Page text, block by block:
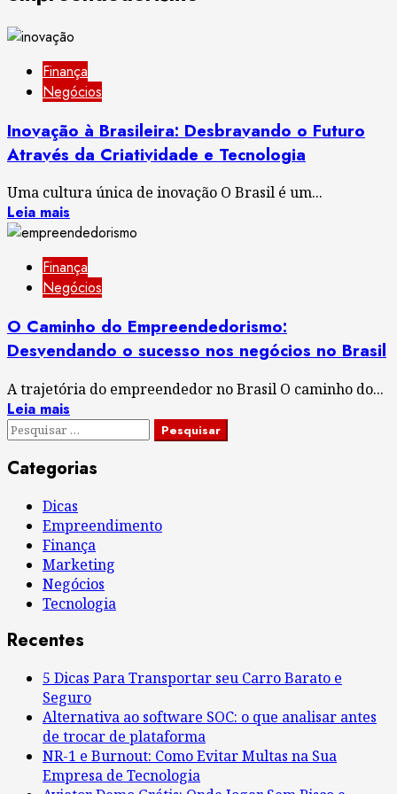
Finança
Negócios
Inovação à Brasileira: Desbravando o Futuro
Através da Criatividade e Tecnologia
Uma cultura única de inovação O Brasil é um...
Leia mais
Finança
Negócios
O Caminho do Empreendedorismo:
Desvendando o sucesso nos negócios no Brasil
A trajetória do empreendedor no Brasil O caminho do...
Leia mais
Pesquisar
Categorias
Dicas
Empreendimento
Finança
Marketing
Negócios
Tecnologia
Recentes
5 Dicas Para Transportar seu Carro Barato e
Seguro
Alternativa ao software SOC: o que analisar antes
de trocar de plataforma
NR-1 e Burnout: Como Evitar Multas na Sua
Empresa de Tecnologia